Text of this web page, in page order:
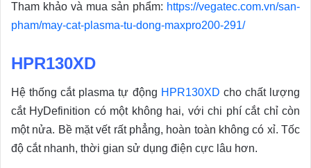
Tham khảo và mua sản phẩm: https://vegatec.com.vn/san-
pham/may-cat-plasma-tu-dong-maxpro200-291/
HPR130XD
Hệ thống cắt plasma tự động HPR130XD cho chất lượng
cắt HyDefinition có một không hai, với chi phí cắt chỉ còn
một nửa. Bề mặt vết rất phẳng, hoàn toàn không có xỉ. Tốc
độ cắt nhanh, thời gian sử dụng điện cực lâu hơn.